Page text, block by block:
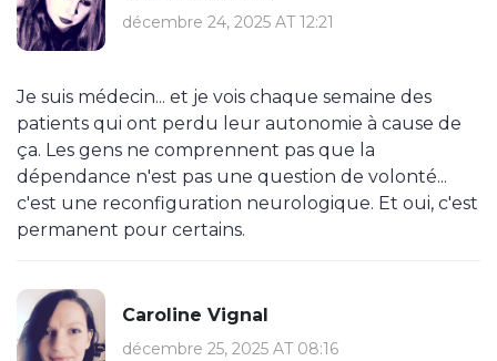
décembre 24, 2025 AT 12:21
Je suis médecin... et je vois chaque semaine des
patients qui ont perdu leur autonomie à cause de
ça. Les gens ne comprennent pas que la
dépendance n'est pas une question de volonté...
c'est une reconfiguration neurologique. Et oui, c'est
permanent pour certains.
Caroline Vignal
décembre 25, 2025 AT 08:16